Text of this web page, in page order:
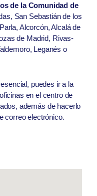
de la Comunidad de
San Sebastián de los
Alcorcón, Alcalá de
de Madrid, Rivas-
Leganés o
puedes ir a la
en el centro de
además de hacerlo
correo electrónico.